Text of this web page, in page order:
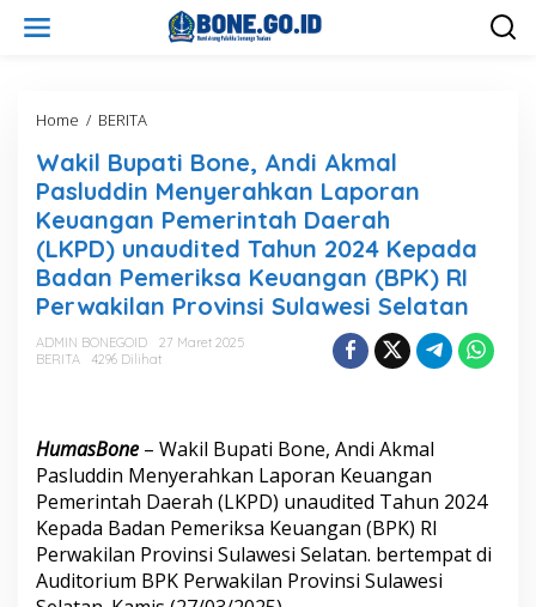
Home / BERITA
k
B
u
p
a
t
B
n
d
i
A
k
m
Wakil Bupati Bone, Andi Akmal
Pasluddin Menyerahkan Laporan
Keuangan Pemerintah Daerah
(LKPD) unaudited Tahun 2024 Kepada
Badan Pemeriksa Keuangan (BPK) RI
Perwakilan Provinsi Sulawesi Selatan
ADMIN BONEGOID
27 Maret 2025
BERITA
4296 Dilihat
HumasBone – Wakil Bupati Bone, Andi Akmal
Pasluddin Menyerahkan Laporan Keuangan
Pemerintah Daerah (LKPD) unaudited Tahun 2024
Kepada Badan Pemeriksa Keuangan (BPK) RI
Perwakilan Provinsi Sulawesi Selatan. bertempat di
Auditorium BPK Perwakilan Provinsi Sulawesi